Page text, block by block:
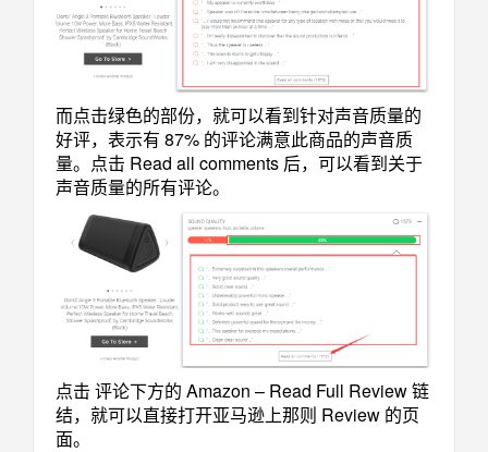
而点击绿色的部份，就可以看到针对声音质量的
好评，表示有 87% 的评论满意此商品的声音质
量。点击 Read all comments 后，可以看到关于
声音质量的所有评论。
点击 评论下方的 Amazon – Read Full Review 链
结，就可以直接打开亚马逊上那则 Review 的页
面。